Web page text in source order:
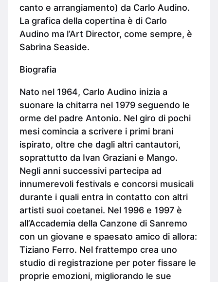
canto e arrangiamento) da Carlo Audino.
La grafica della copertina è di Carlo
Audino ma l’Art Director, come sempre, è
Sabrina Seaside.
Biografia
Nato nel 1964, Carlo Audino inizia a
suonare la chitarra nel 1979 seguendo le
orme del padre Antonio. Nel giro di pochi
mesi comincia a scrivere i primi brani
ispirato, oltre che dagli altri cantautori,
soprattutto da Ivan Graziani e Mango.
Negli anni successivi partecipa ad
innumerevoli festivals e concorsi musicali
durante i quali entra in contatto con altri
artisti suoi coetanei. Nel 1996 e 1997 è
all’Accademia della Canzone di Sanremo
con un giovane e spaesato amico di allora:
Tiziano Ferro. Nel frattempo crea uno
studio di registrazione per poter fissare le
proprie emozioni, migliorando le sue